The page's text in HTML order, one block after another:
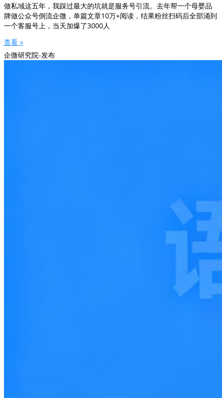
做私域这五年，我踩过最大的坑就是服务号引流。去年帮一个母婴品
牌做公众号倒流企微，单篇文章10万+阅读，结果粉丝扫码后全部涌到
一个客服号上，当天加爆了3000人
查看 »
企微研究院-发布